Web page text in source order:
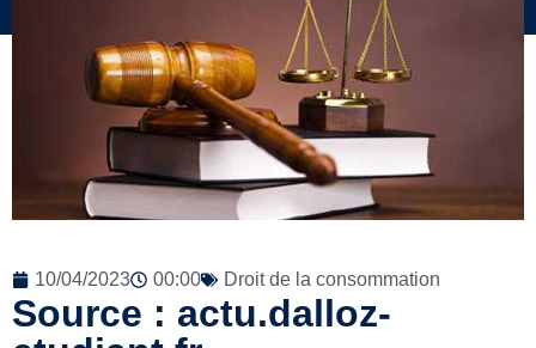
10/04/2023 00:00 Droit de la consommation
Source : actu.dalloz-